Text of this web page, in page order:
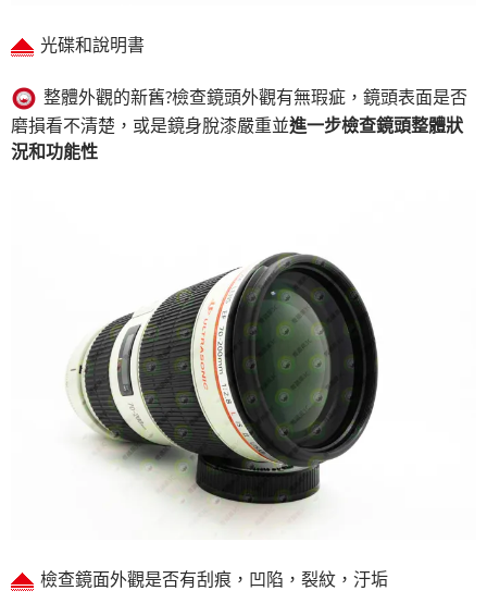
光碟和說明書
整體外觀的新舊?檢查鏡頭外觀有無瑕疵，鏡頭表面是否
磨損看不清楚，或是鏡身脫漆嚴重並進一步檢查鏡頭整體狀
況和功能性
檢查鏡面外觀是否有刮痕，凹陷，裂紋，汙垢